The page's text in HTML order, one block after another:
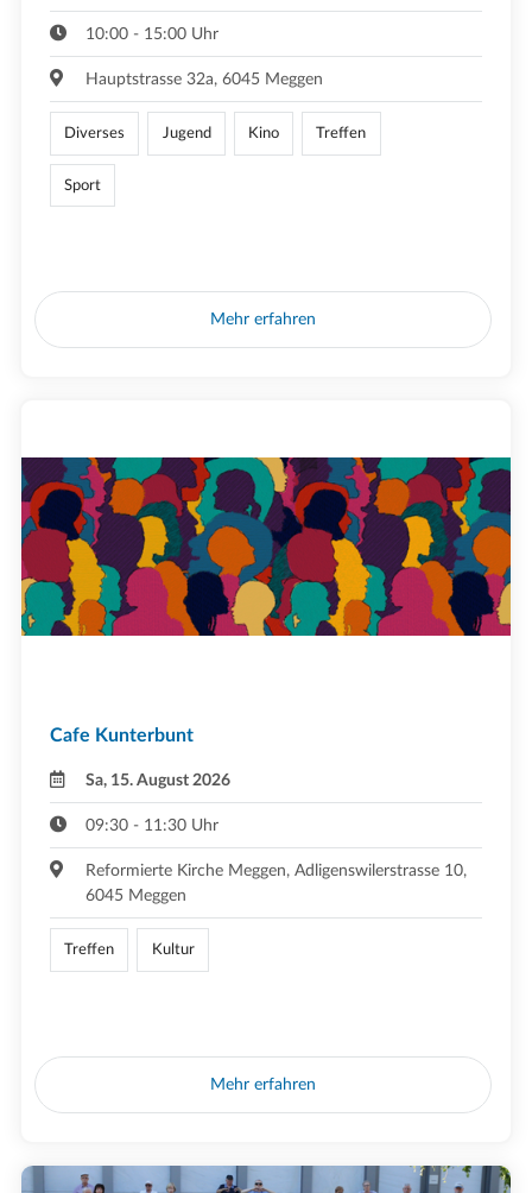
10:00 - 15:00 Uhr
Hauptstrasse 32a, 6045 Meggen
Diverses Jugend Kino Treffen
Sport
Mehr erfahren
Cafe Kunterbunt
Sa, 15. August 2026
09:30 - 11:30 Uhr
Reformierte Kirche Meggen, Adligenswilerstrasse 10,
6045 Meggen
Treffen Kultur
Mehr erfahren